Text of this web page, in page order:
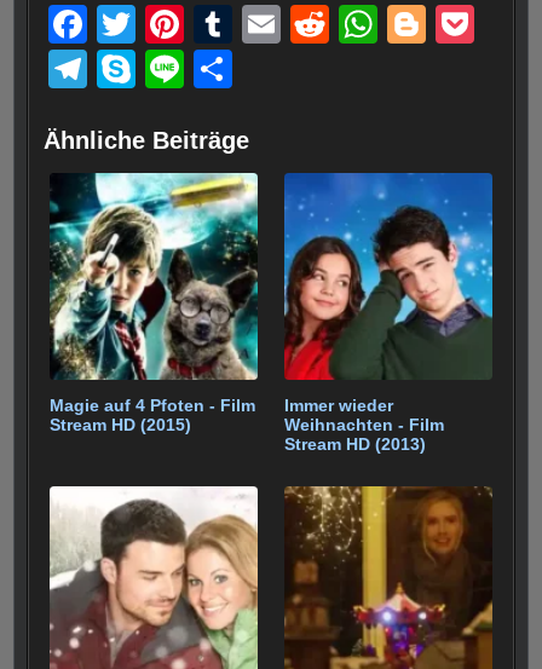
F
a
c
e
b
o
o
k
T
wi
tt
er
Pi
nt
er
e
st
T
bl
r
E
R
t
W
A
p
p
Bl
er
T
e
gr
a
m
S
p
e
Li
e
e
n
Ähnliche Beiträge
Magie auf 4 Pfoten - Film
Stream HD (2015)
Immer wieder
Weihnachten - Film
Stream HD (2013)